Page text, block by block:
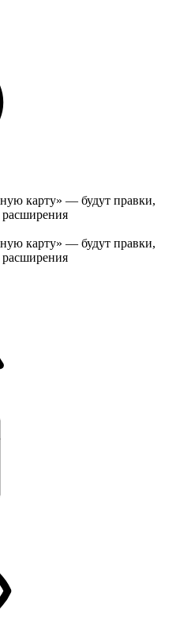
карту» — будут правки,
карту» — будут правки,